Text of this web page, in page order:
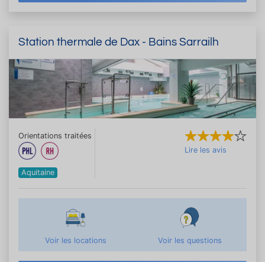
Station thermale de Dax - Bains Sarrailh
Orientations traitées
Aquitaine
Lire les avis
Voir les locations Voir les questions